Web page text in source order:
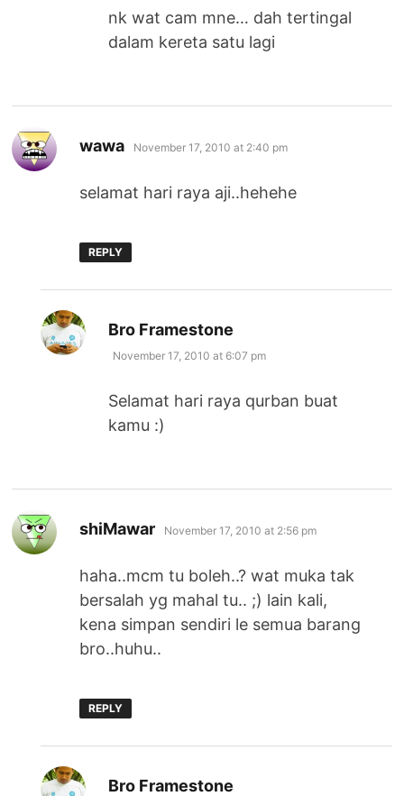
nk wat cam mne… dah tertingal
dalam kereta satu lagi
wawa says:
November 17, 2010 at 2:40 pm
selamat hari raya aji..hehehe
REPLY
Bro Framestone
November 17, 2010 at 6:07 pm
Selamat hari raya qurban buat
kamu :)
shiMawar says:
November 17, 2010 at 2:56 pm
haha..mcm tu boleh..? wat muka tak
bersalah yg mahal tu.. ;) lain kali,
kena simpan sendiri le semua barang
bro..huhu..
REPLY
Bro Framestone